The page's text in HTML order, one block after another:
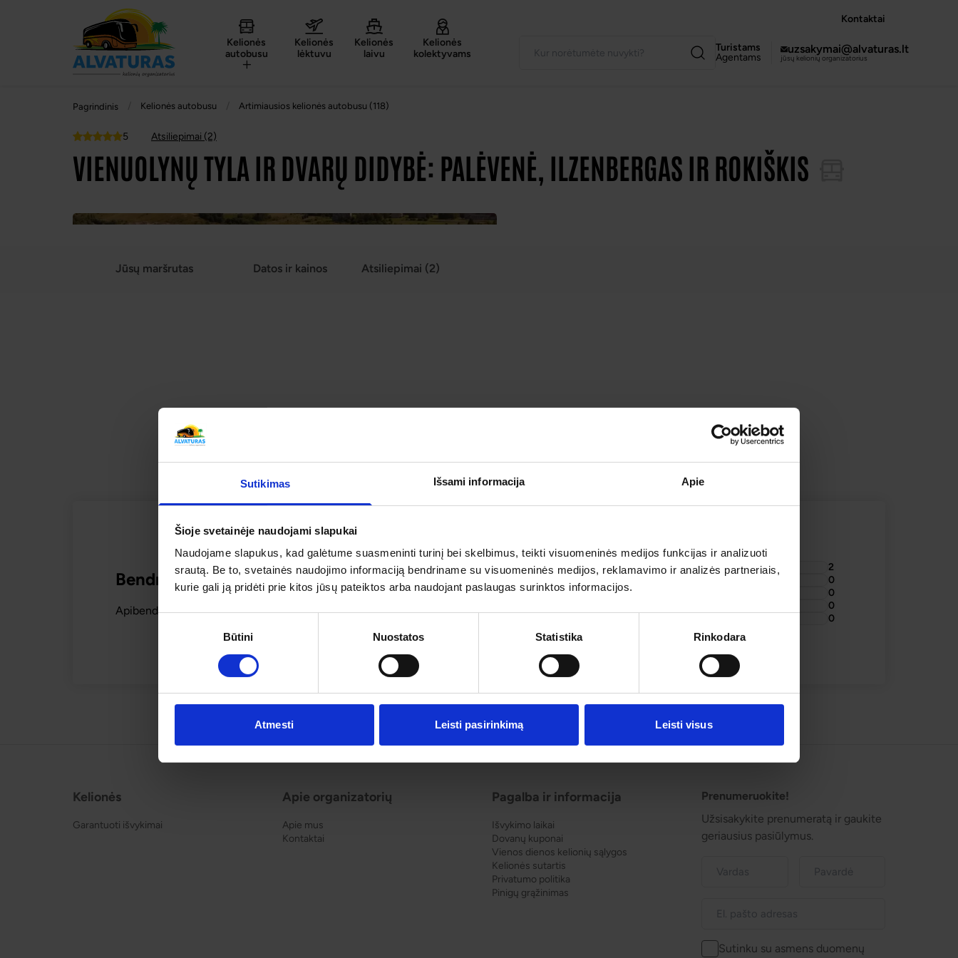
Sutikimas Išsami informacija Apie
Šioje svetainėje naudojami slapukai
Naudojame slapukus, kad galėtume suasmeninti turinį bei skelbimus, teikti visuomeninės medijos funkcijas ir analizuoti
srautą. Be to, svetainės naudojimo informaciją bendriname su visuomeninės medijos, reklamavimo ir analizės partneriais,
kurie gali ją pridėti prie kitos jūsų pateiktos arba naudojant paslaugas surinktos informacijos.
Būtini Nuostatos Statistika Rinkodara
Atmesti Leisti pasirinkimą Leisti visus
Kelionės
autobusu
Kelionės
lėktuvu
Kelionės
laivu
Kelionės
kolektyvams
Kontaktai
Turistams
Agentams
uzsakymai@alvaturas.lt
jūsų kelionių organizatorius
Pagrindinis Kelionės autobusu Artimiausios kelionės autobusu (118)
5 Atsiliepimai (2)
VIENUOLYNŲ TYLA IR DVARŲ DIDYBĖ: PALĖVENĖ, ILZENBERGAS IR ROKIŠKIS
Jūsų maršrutas
Datos ir kainos Atsiliepimai (2)
VIENUOLYNŲ TYLA IR DVARŲ DIDYBĖ: PALĖVENĖ, ILZENBERGAS IR ROKIŠKIS KELIONIŲ APŽVALGOS
SUSIPAŽINKITE KAIP ATSILIEPIA APIE ŠIĄ KELIONĘ MŪSŲ KELIAUTOJAI
Bendras kelionės vertinimas
Apibendrintas šios kelionės mūsų keliautojų įvertinimas
5
IŠ 5
5
2
0
3
0
0
0
Kelionės
Garantuoti išvykimai
Apie organizatorių
Apie mus
Kontaktai
Pagalba ir informacija
Išvykimo laikai
Dovanų kuponai
Vienos dienos kelionių sąlygos
Kelionės sutartis
Privatumo politika
Pinigų grąžinimas
Prenumeruokite!
Užsisakykite prenumeratą ir gaukite
geriausius pasiūlymus.
Sutinku su asmens duomenų